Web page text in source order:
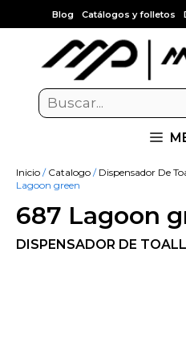
Blog Catálogos y folletos
Inicio / Catalogo / Dispensador De
Lagoon green
687 Lagoon
DISPENSADOR DE